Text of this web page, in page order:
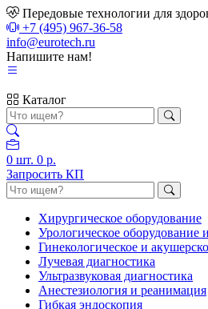
Передовые технологии для
+7 (495) 967-36-58
info@eurotech.ru
Напишите нам!
Каталог
0 шт. 0 р.
Запросить КП
Хирургическое оборудование
Урологическое оборудование
Гинекологическое и
Лучевая диагностика
Ультразвуковая диагностика
Анестезиология и реанимация
Гибкая эндоскопия